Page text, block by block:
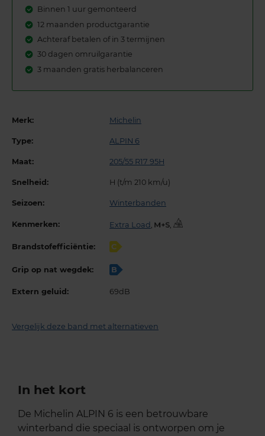
Binnen 1 uur gemonteerd
12 maanden productgarantie
Achteraf betalen of in 3 termijnen
30 dagen omruilgarantie
3 maanden gratis herbalanceren
Merk: Michelin
Type: ALPIN 6
Maat: 205/55 R17 95H
Snelheid: H (t/m 210 km/u)
Seizoen: Winterbanden
Kenmerken: Extra Load , ,
Brandstofefficiëntie: C
Grip op nat wegdek: B
Extern geluid: 69dB
Vergelijk deze band met alternatieven
In het kort
De Michelin ALPIN 6 is een betrouwbare
winterband die speciaal is ontworpen om je